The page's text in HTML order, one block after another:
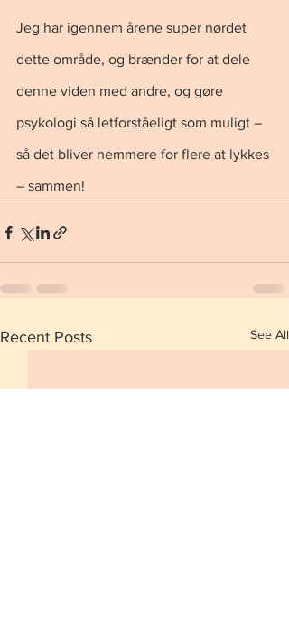
Jeg har igennem årene super nørdet
dette område, og brænder for at dele
denne viden med andre, og gøre
psykologi så letforståeligt som muligt –
så det bliver nemmere for flere at lykkes
– sammen!
Recent Posts See All